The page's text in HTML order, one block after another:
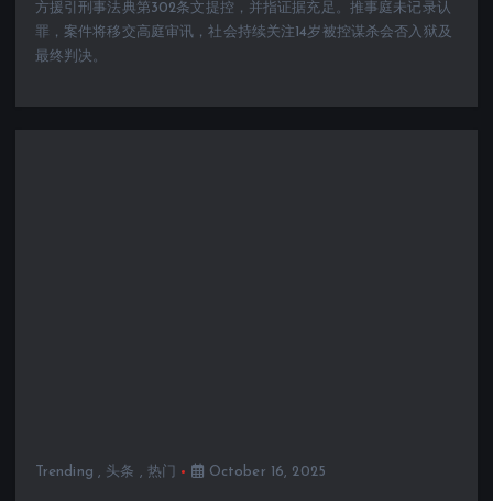
方援引刑事法典第302条文提控，并指证据充足。推事庭未记录认
罪，案件将移交高庭审讯，社会持续关注14岁被控谋杀会否入狱及
最终判决。
Trending 头条 热门 October 16, 2025